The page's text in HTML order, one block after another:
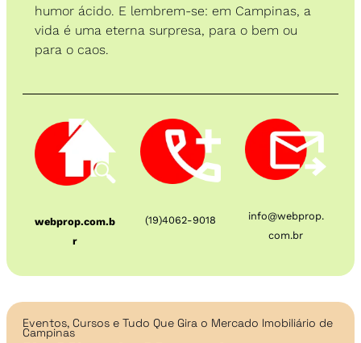
humor ácido. E lembrem-se: em Campinas, a
vida é uma eterna surpresa, para o bem ou
para o caos.
webprop.com.b
r
(19)4062-9018
info@webprop.
com.br
Eventos, Cursos e Tudo Que Gira o Mercado Imobiliário de
Campinas